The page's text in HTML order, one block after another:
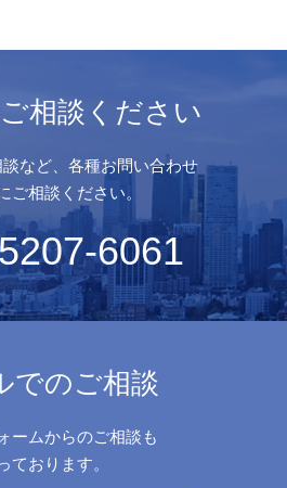
相談ください
など、各種お問い合わせ
ご相談ください。
6061
でのご相談
ームからのご相談も
ております。